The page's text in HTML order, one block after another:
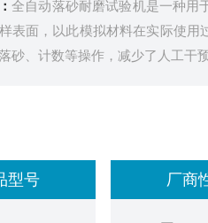
全自动落砂耐磨试验机是一种用
表面，以此模拟材料在实际使
砂、计数等操作，减少了人工干
型号 厂商